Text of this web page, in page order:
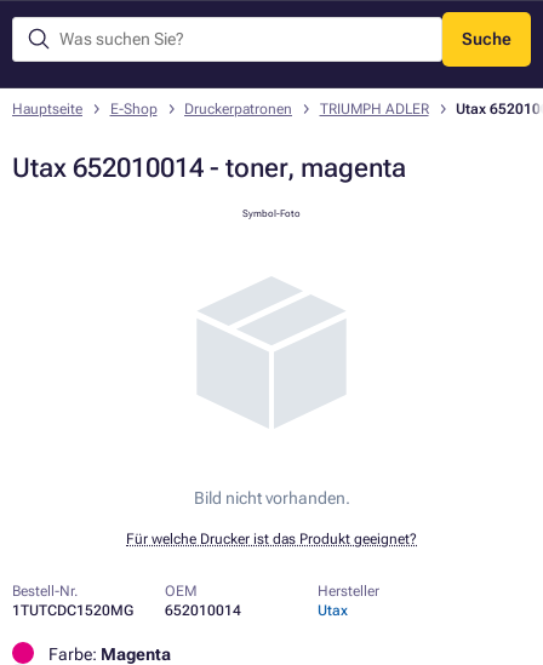
Suche
Menü
Hauptseite E-Shop Druckerpatronen TRIUMPH ADLER Utax
Utax 652010014 - toner, magenta
Symbol-Foto
Bild nicht vorhanden.
Für welche Drucker ist das Produkt geeignet?
Bestell-Nr.
1TUTCDC1520MG
OEM
652010014
Hersteller
Utax
Farbe: Magenta